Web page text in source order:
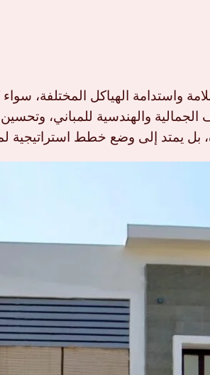
واستدامة الهياكل المختلفة،
والهندسية للمباني،
بل يمتد إلى وضع خطط استراتيجية